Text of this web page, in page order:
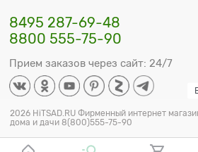
8495 287-69-48
8800 555-75-90
Прием заказов через сайт: 24/7
2026 HiTSAD.RU Фирменный интернет
дома и дачи 8(800)555-75-90